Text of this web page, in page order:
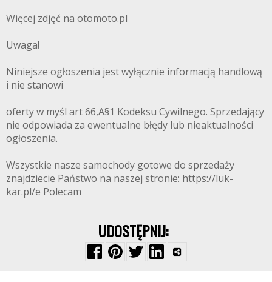
Więcej zdjęć na otomoto.pl
Uwaga!
Niniejsze ogłoszenia jest wyłącznie informacją handlową
i nie stanowi
oferty w myśl art 66,A§1 Kodeksu Cywilnego. Sprzedający
nie odpowiada za ewentualne błędy lub nieaktualności
ogłoszenia.
Wszystkie nasze samochody gotowe do sprzedaży
znajdziecie Państwo na naszej stronie: https://luk-
kar.pl/e Polecam
UDOSTĘPNIJ: